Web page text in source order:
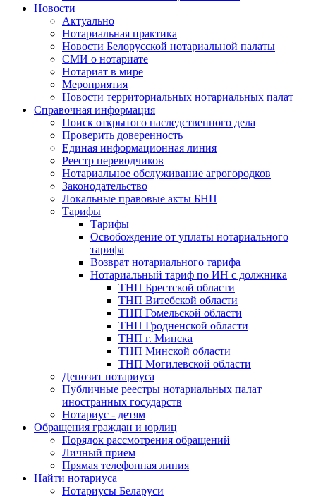
Новости
Актуально
Нотариальная практика
Новости Белорусской нотариальной палаты
СМИ о нотариате
Нотариат в мире
Мероприятия
Новости территориальных нотариальных палат
Справочная информация
Поиск открытого наследственного дела
Проверить доверенность
Единая информационная линия
Реестр переводчиков
Нотариальное обслуживание агрогородков
Законодательство
Локальные правовые акты БНП
Тарифы
Тарифы
Освобождение от уплаты нотариального
тарифа
Возврат нотариального тарифа
Нотариальный тариф по ИН с должника
ТНП Брестской области
ТНП Витебской области
ТНП Гомельской области
ТНП Гродненской области
ТНП г. Минска
ТНП Минской области
ТНП Могилевской области
Депозит нотариуса
Публичные реестры нотариальных палат
иностранных государств
Нотариус - детям
Обращения граждан и юрлиц
Порядок рассмотрения обращений
Личный прием
Прямая телефонная линия
Найти нотариуса
Нотариусы Беларуси